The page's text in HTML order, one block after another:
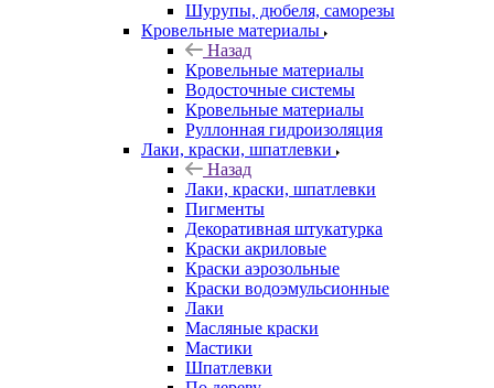
Шурупы, дюбеля, саморезы
Кровельные материалы
Назад
Кровельные материалы
Водосточные системы
Кровельные материалы
Руллонная гидроизоляция
Лаки, краски, шпатлевки
Назад
Лаки, краски, шпатлевки
Пигменты
Декоративная штукатурка
Краски акриловые
Краски аэрозольные
Краски водоэмульсионные
Лаки
Масляные краски
Мастики
Шпатлевки